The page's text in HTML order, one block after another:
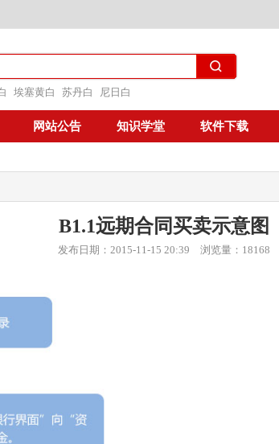
埃塞黄白 苏丹白 尼日白
网站公告 知识学堂 软件下载
B1.1远期合同买卖示意图
发布日期：2015-11-15 20:39 浏览量：18168